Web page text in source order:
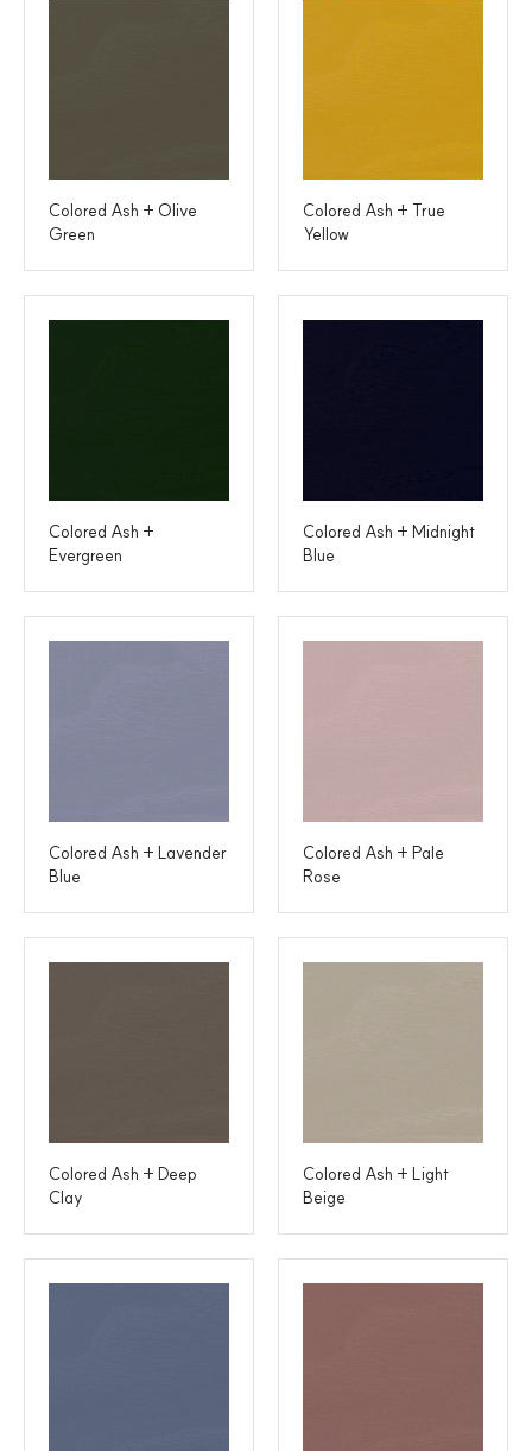
Colored Ash + Olive
Green
Colored Ash + True
Yellow
Colored Ash +
Evergreen
Colored Ash + Midnight
Blue
Colored Ash + Lavender
Blue
Colored Ash + Pale
Rose
Colored Ash + Deep
Clay
Colored Ash + Light
Beige